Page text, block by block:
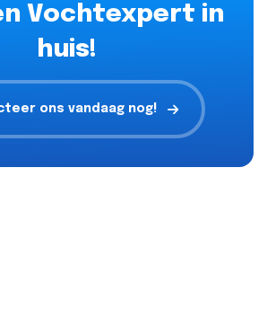
Vochtexpert in
huis!
ons vandaag nog!